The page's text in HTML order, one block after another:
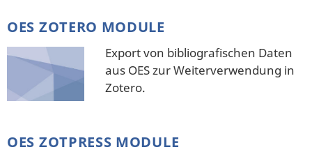
OES ZOTERO MODULE
Export von bibliografischen Daten
aus OES zur Weiterverwendung in
Zotero.
OES ZOTPRESS MODULE